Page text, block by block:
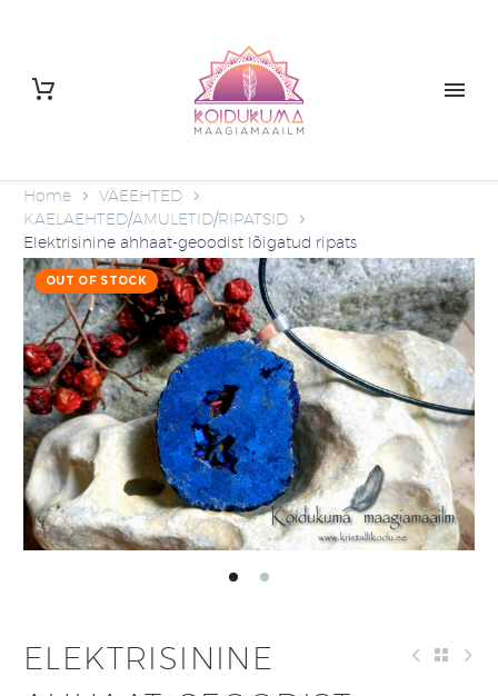
Home
VÄEEHTED
KAELAEHTED/AMULETID/RIPATSID
Elektrisinine ahhaat-geoodist lõigatud ripats
OUT OF STOCK
ELEKTRISININE